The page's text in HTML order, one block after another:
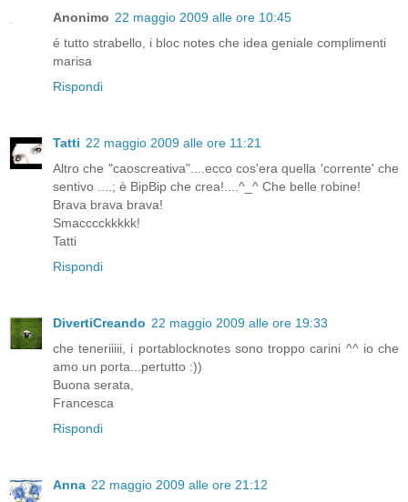
Anonimo 22 maggio 2009 alle ore 10:45
é tutto strabello, i bloc notes che idea geniale complimenti
marisa
Rispondi
Tatti 22 maggio 2009 alle ore 11:21
Altro che "caoscreativa"....ecco cos'era quella 'corrente' che
sentivo ....; è BipBip che crea!....^_^ Che belle robine!
Brava brava brava!
Smacccckkkkk!
Tatti
Rispondi
DivertiCreando 22 maggio 2009 alle ore 19:33
che teneriiiii, i portablocknotes sono troppo carini ^^ io che
amo un porta...pertutto :))
Buona serata,
Francesca
Rispondi
Anna 22 maggio 2009 alle ore 21:12